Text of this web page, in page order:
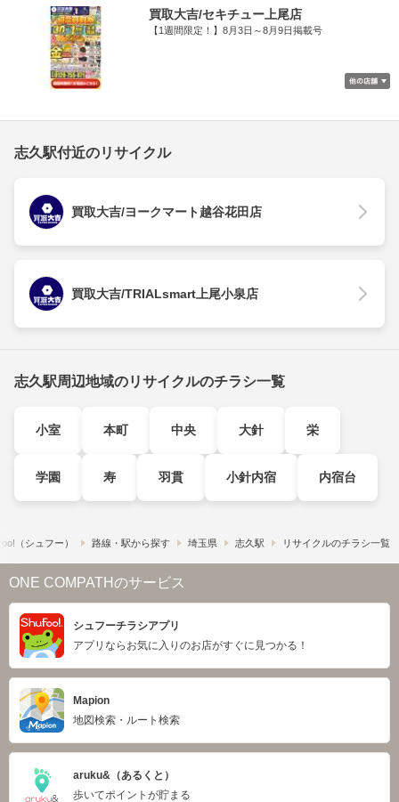
買取大吉/セキチュー上尾店
【1週間限定！】8月3日～8月9日掲載号
志久駅付近のリサイクル
買取大吉/ヨークマート越谷花田店
買取大吉/TRIALsmart上尾小泉店
志久駅周辺地域のリサイクルのチラシ一覧
小室 本町 中央 大針 栄
学園 寿 羽貫 小針内宿 内宿台
（シュフー） 路線・駅から探す 埼玉県 志久駅 リサイクルのチラシ一覧
ONE COMPATHのサービス
シュフーチラシアプリ
アプリならお気に入りのお店がすぐに見つかる！
Mapion
地図検索・ルート検索
aruku&（あるくと）
歩いてポイントが貯まる